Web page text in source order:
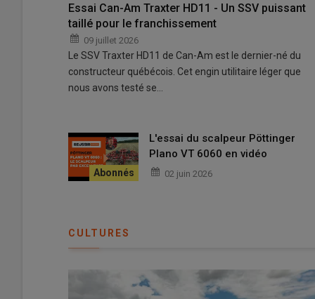
Essai Can-Am Traxter HD11 - Un SSV puissant
taillé pour le franchissement
09 juillet 2026
Le SSV Traxter HD11 de Can-Am est le dernier-né du
constructeur québécois. Cet engin utilitaire léger que
nous avons testé se…
L'essai du scalpeur Pöttinger
Plano VT 6060 en vidéo
02 juin 2026
CULTURES